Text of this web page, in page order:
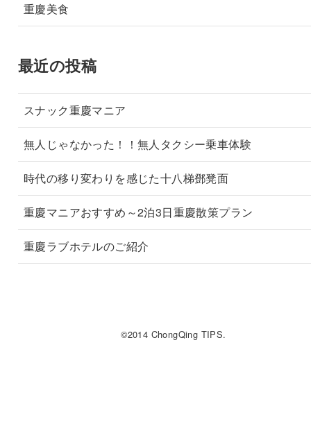
重慶美食
最近の投稿
スナック重慶マニア
無人じゃなかった！！無人タクシー乗車体験
時代の移り変わりを感じた十八梯鄧凳面
重慶マニアおすすめ～2泊3日重慶散策プラン
重慶ラブホテルのご紹介
©2014 ChongQing TIPS.